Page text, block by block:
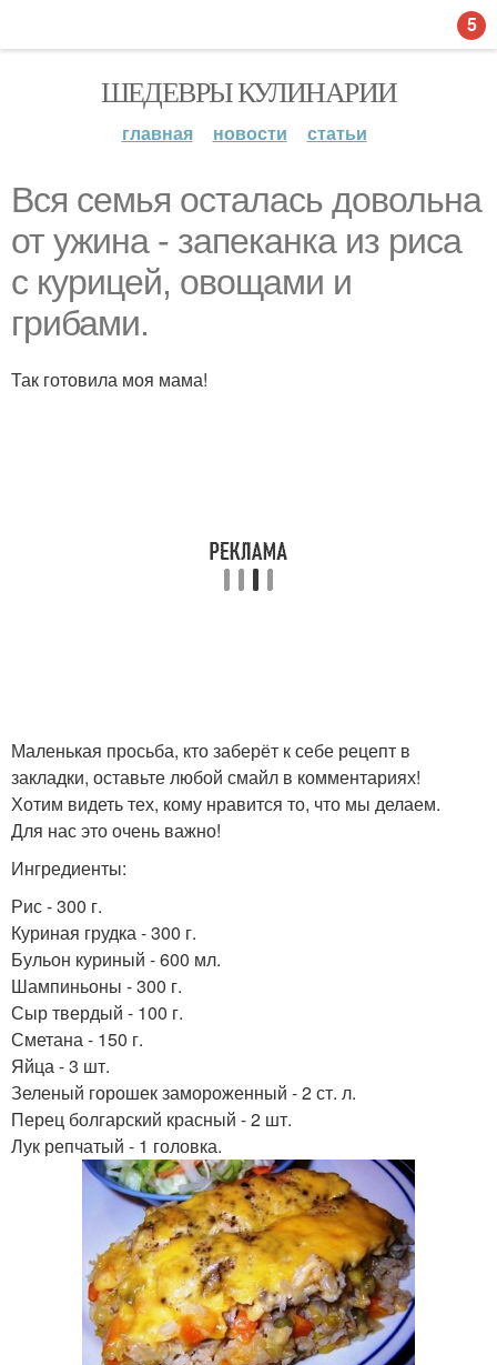
ШЕДЕВРЫ КУЛИНАРИИ
главная новости статьи
Вся семья осталась довольна
от ужина - запеканка из риса
с курицей, овощами и
грибами.
Так готовила моя мама!
Маленькая просьба, кто заберёт к себе рецепт в
закладки, оставьте любой смайл в комментариях!
Хотим видеть тех, кому нравится то, что мы делаем.
Для нас это очень важно!
Ингредиенты:
Рис - 300 г.
Куриная грудка - 300 г.
Бульон куриный - 600 мл.
Шампиньоны - 300 г.
Сыр твердый - 100 г.
Сметана - 150 г.
Яйца - 3 шт.
Зеленый горошек замороженный - 2 ст. л.
Перец болгарский красный - 2 шт.
Лук репчатый - 1 головка.
5